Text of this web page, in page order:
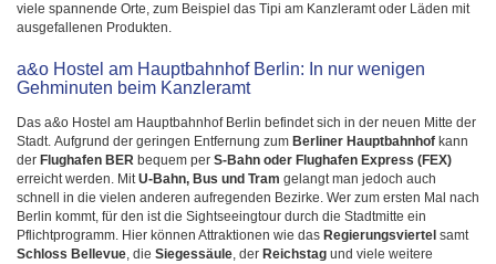
viele spannende Orte, zum Beispiel das Tipi am Kanzleramt oder Läden mit
ausgefallenen Produkten.
a&o Hostel am Hauptbahnhof Berlin: In nur wenigen
Gehminuten beim Kanzleramt
Das a&o Hostel am Hauptbahnhof Berlin befindet sich in der neuen Mitte der
Stadt. Aufgrund der geringen Entfernung zum Berliner Hauptbahnhof kann
der Flughafen BER bequem per S-Bahn oder Flughafen Express (FEX)
erreicht werden. MitU-Bahn, Bus und Tram gelangt man jedoch auch
schnell in die vielen anderen aufregenden Bezirke. Wer zum ersten Mal nach
Berlin kommt, für den ist die Sightseeingtour durch die Stadtmitte ein
Pflichtprogramm. Hier können Attraktionen wie das Regierungsviertel samt
Schloss Bellevue, die Siegessäule, der Reichstag und viele weitere